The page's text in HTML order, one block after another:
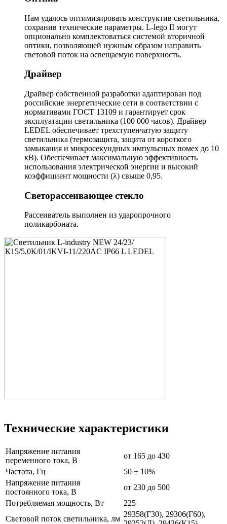
Нам удалось оптимизировать конструктив светильника,
сохранив технические параметры. L-lego II могут
опционально комплектоваться системой вторичной
оптики, позволяющей нужным образом направить
световой поток на освещаемую поверхность.
Драйвер
Драйвер собственной разработки адаптирован под
российские энергетические сети в соответствии с
нормативами ГОСТ 13109 и гарантирует срок
эксплуатации светильника (100 000 часов). Драйвер
LEDEL обеспечивает трехступенчатую защиту
светильника (термозащита, защита от короткого
замыкания и микросекундных импульсных помех до 10
кВ). Обеспечивает максимальную эффективность
использования электрической энергии и высокий
коэффициент мощности (λ) свыше 0,95.
Светорассеивающее стекло
Рассеиватель выполнен из ударопрочного
поликарбоната.
Технические характеристики
Напряжение питания
переменного тока, В
от 165 до 430
Частота, Гц
50 ± 10%
Напряжение питания
постоянного тока, В
от 230 до 500
Потребляемая мощность, Вт
225
Световой поток светильника, лм
29358(Г30), 29306(Г60),